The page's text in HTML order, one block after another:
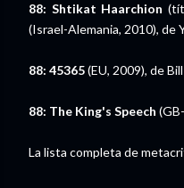
88: Shtikat Haarchion
(Israel-Alemania, 2010), de
88: 45365(EU, 2009), de
88: The King's Speech
La lista completa de